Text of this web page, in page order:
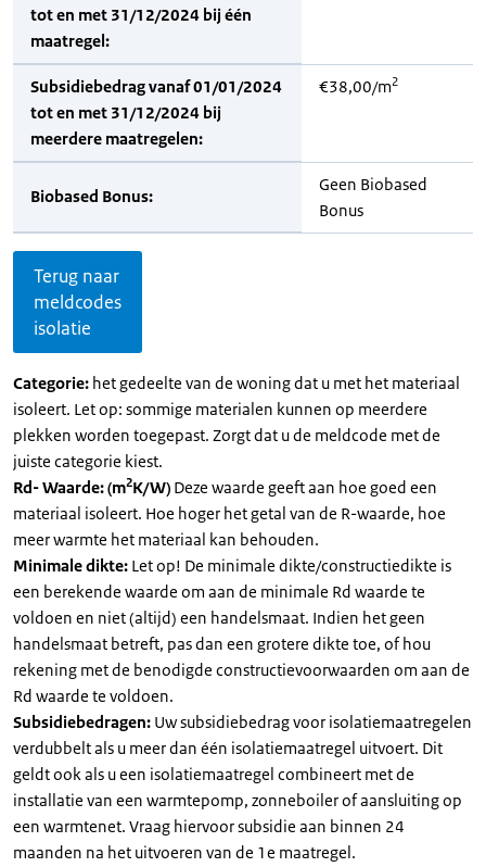
tot en met 31/12/2024 bij één
maatregel:
Subsidiebedrag vanaf 01/01/2024
tot en met 31/12/2024 bij
meerdere maatregelen:
€38,00/m2
Biobased Bonus:
Geen Biobased
Bonus
Terug naar
meldcodes
isolatie
Categorie: het gedeelte van de woning dat u met het materiaal
isoleert. Let op: sommige materialen kunnen op meerdere
plekken worden toegepast. Zorgt dat u de meldcode met de
juiste categorie kiest.
Rd- Waarde: (m2K/W) Deze waarde geeft aan hoe goed een
materiaal isoleert. Hoe hoger het getal van de R-waarde, hoe
meer warmte het materiaal kan behouden.
Minimale dikte: Let op! De minimale dikte/constructiedikte is
een berekende waarde om aan de minimale Rd waarde te
voldoen en niet (altijd) een handelsmaat. Indien het geen
handelsmaat betreft, pas dan een grotere dikte toe, of hou
rekening met de benodigde constructievoorwaarden om aan de
Rd waarde te voldoen.
Subsidiebedragen: Uw subsidiebedrag voor isolatiemaatregelen
verdubbelt als u meer dan één isolatiemaatregel uitvoert. Dit
geldt ook als u een isolatiemaatregel combineert met de
installatie van een warmtepomp, zonneboiler of aansluiting op
een warmtenet. Vraag hiervoor subsidie aan binnen 24
maanden na het uitvoeren van de 1e maatregel.